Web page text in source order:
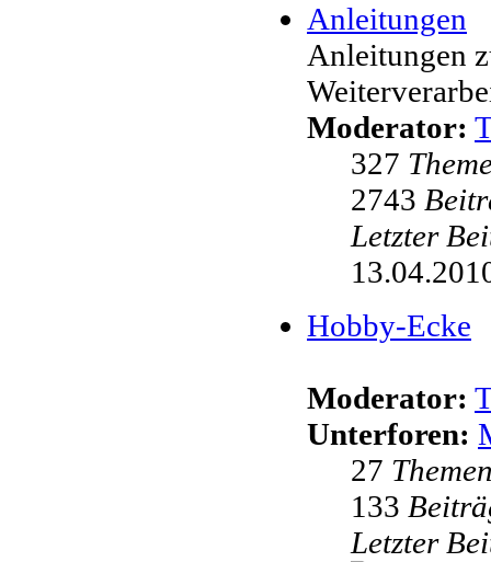
Anleitungen
Anleitungen
Moderator:
327
2743
Letzter
Hobby-Ecke
Moderator:
Unterforen:
27
133
Letzter